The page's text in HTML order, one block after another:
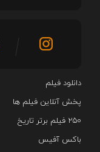
دانلود فیلم
پخش آنلاین فیلم ها
۲۵۰ فیلم برتر تاریخ
باکس آفیس